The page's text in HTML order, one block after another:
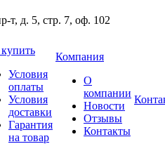
т, д. 5, стр. 7, оф. 102
Условия
оплаты
Условия
доставки
Гарантия
на товар
Компания
О
компании
Новости
Отзывы
Контакты